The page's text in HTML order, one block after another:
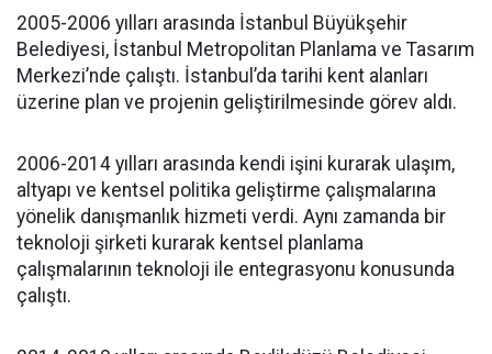
2005-2006 yılları arasında İstanbul Büyükşehir
Belediyesi, İstanbul Metropolitan Planlama ve Tasarım
Merkezi’nde çalıştı. İstanbul’da tarihi kent alanları
üzerine plan ve projenin geliştirilmesinde görev aldı.
2006-2014 yılları arasında kendi işini kurarak ulaşım,
altyapı ve kentsel politika geliştirme çalışmalarına
yönelik danışmanlık hizmeti verdi. Aynı zamanda bir
teknoloji şirketi kurarak kentsel planlama
çalışmalarının teknoloji ile entegrasyonu konusunda
çalıştı.